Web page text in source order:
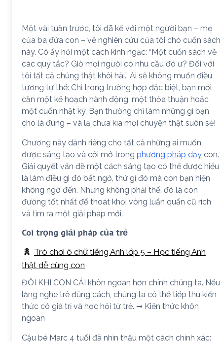
Một vài tuần trước, tôi đã kể với một người bạn – mẹ
của ba đứa con – về nghiên cứu của tôi cho cuốn sách
này. Cô ấy hỏi một cách kinh ngạc: “Một cuốn sách về
các quy tắc? Giờ mọi người có nhu cầu đó ư? Đối với
tôi tất cả chúng thật khôi hài.” Ai sẽ không muốn điều
tương tự thế: Chỉ trong trường hợp đặc biệt, bạn mới
cần một kế hoạch hành động, một thỏa thuận hoặc
một cuốn nhật ký. Bạn thường chỉ làm những gì bạn
cho là đúng – và lạ chưa kìa mọi chuyện thật suôn sẻ!
Chương này dành riêng cho tất cả những ai muốn
được sáng tạo và cởi mở trong phương pháp dạy con.
Giải quyết vấn đề một cách sáng tạo có thể được hiểu
là làm điều gì đó bất ngờ, thứ gì đó mà con bạn hiện
không ngờ đến. Nhưng không phải thế, đó là con
đường tốt nhất để thoát khỏi vòng luẩn quẩn cũ rích
và tìm ra một giải pháp mới.
Coi trọng giải pháp của trẻ
Trò chơi ô chữ tiếng Anh lớp 5 – Học tiếng Anh
thật dễ cùng con
ĐÔI KHI CON CÁI khôn ngoan hơn chính chúng ta. Nếu
lắng nghe trẻ đúng cách, chúng ta có thể tiếp thu kiến
thức có giá trị và học hỏi từ trẻ. ➞ Kiến thức khôn
ngoan
Cậu bé Marc 4 tuổi đã nhìn thấu một cách chính xác: